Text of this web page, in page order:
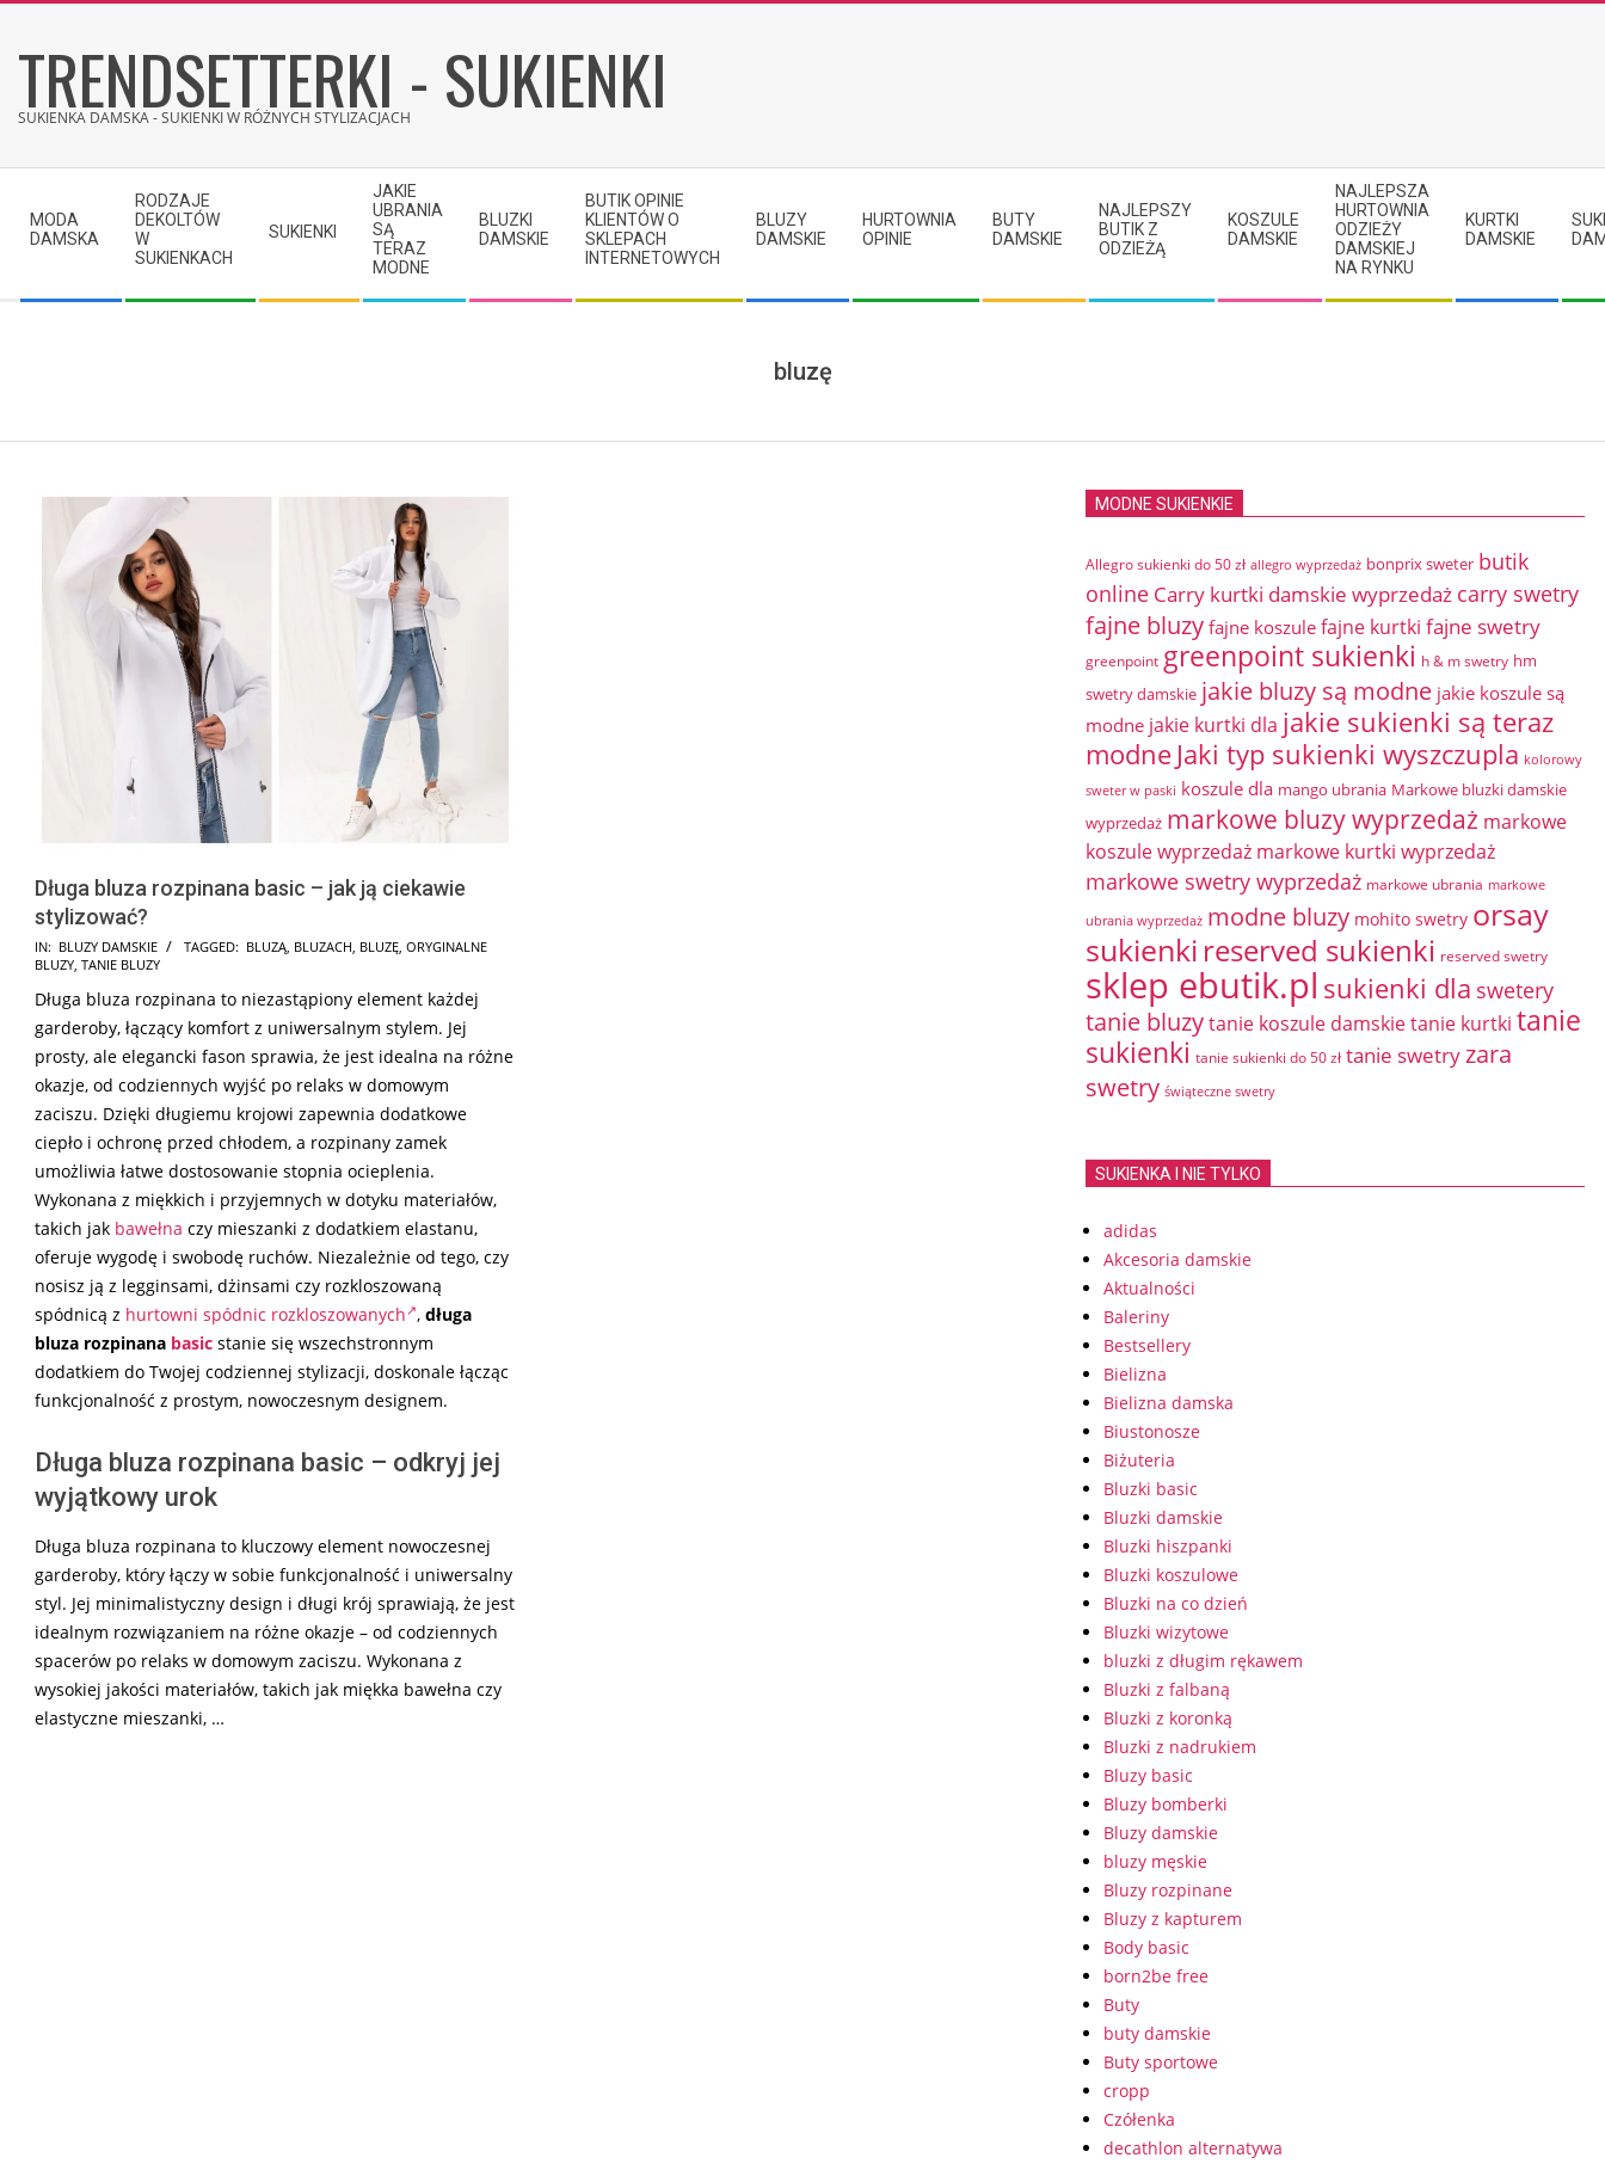
content
TRENDSETTERKI - SUKIENKI
SUKIENKA DAMSKA - SUKIENKI W RÓŻNYCH STYLIZACJACH
Navigation
Menu
MODA
DAMSKA
RODZAJE
DEKOLTÓW
W
SUKIENKACH
SUKIENKI
JAKIE
UBRANIA
SĄ
TERAZ
MODNE
BLUZKI
DAMSKIE
BUTIK OPINIE
KLIENTÓW O
SKLEPACH
INTERNETOWYCH
BLUZY
DAMSKIE
HURTOWNIA
OPINIE
BUTY
DAMSKIE
NAJLEPSZY
BUTIK Z
ODZIEŻĄ
KOSZULE
DAMSKIE
NAJLEPSZA
HURTOWNIA
ODZIEŻY
DAMSKIEJ
NA RYNKU
KURTKI
DAMSKIE
bluzę
Długa bluza rozpinana basic – jak ją ciekawie
stylizować?
2024-
12-
12
IN: BLUZY DAMSKIE TAGGED: BLUZĄ, BLUZACH, BLUZĘ, ORYGINALNE
BLUZY, TANIE BLUZY
Długa bluza rozpinana to niezastąpiony element każdej
garderoby, łączący komfort z uniwersalnym stylem. Jej
prosty, ale elegancki fason sprawia, że jest idealna na różne
okazje, od codziennych wyjść po relaks w domowym
zaciszu. Dzięki długiemu krojowi zapewnia dodatkowe
ciepło i ochronę przed chłodem, a rozpinany zamek
umożliwia łatwe dostosowanie stopnia ocieplenia.
Wykonana z miękkich i przyjemnych w dotyku materiałów,
takich jak bawełna czy mieszanki z dodatkiem elastanu,
oferuje wygodę i swobodę ruchów. Niezależnie od tego, czy
nosisz ją z legginsami, dżinsami czy rozkloszowaną
spódnicą z hurtowni spódnic rozkloszowanych , długa
bluza rozpinana basic stanie się wszechstronnym
dodatkiem do Twojej codziennej stylizacji, doskonale łącząc
funkcjonalność z prostym, nowoczesnym designem.
Długa bluza rozpinana basic – odkryj jej
wyjątkowy urok
Długa bluza rozpinana to kluczowy element nowoczesnej
garderoby, który łączy w sobie funkcjonalność i uniwersalny
styl. Jej minimalistyczny design i długi krój sprawiają, że jest
idealnym rozwiązaniem na różne okazje – od codziennych
spacerów po relaks w domowym zaciszu. Wykonana z
wysokiej jakości materiałów, takich jak miękka bawełna czy
elastyczne mieszanki, …
MODNE SUKIENKIE
Allegro sukienki do 50 zł allegro wyprzedaż bonprix sweter butik
online Carry kurtki damskie wyprzedaż carry swetry
fajne bluzy fajne koszule fajne kurtki fajne swetry
greenpoint greenpoint sukienki h & m swetry hm
swetry damskie jakie bluzy są modne jakie koszule są
modne jakie kurtki dla jakie sukienki są teraz
modneJaki typ sukienki wyszczupla kolorowy
sweter w paski koszule dla mango ubrania Markowe bluzki damskie
wyprzedaż markowe bluzy wyprzedaż markowe
koszule wyprzedaż markowe kurtki wyprzedaż
markowe swetry wyprzedaż markowe ubrania markowe
ubrania wyprzedaż modne bluzy mohito swetry orsay
sukienki reserved sukienki reserved swetry
sklep ebutik.pl sukienki dla swetery
tanie bluzytanie koszule damskietanie kurtki tanie
sukienki tanie sukienki do 50 zł tanie swetryzara
swetry świąteczne swetry
SUKIENKA I NIE TYLKO
adidas
Akcesoria damskie
Aktualności
Baleriny
Bestsellery
Bielizna
Bielizna damska
Biustonosze
Biżuteria
Bluzki basic
Bluzki damskie
Bluzki hiszpanki
Bluzki koszulowe
Bluzki na co dzień
Bluzki wizytowe
bluzki z długim rękawem
Bluzki z falbaną
Bluzki z koronką
Bluzki z nadrukiem
Bluzy basic
Bluzy bomberki
Bluzy damskie
bluzy męskie
Bluzy rozpinane
Bluzy z kapturem
Body basic
born2be free
Buty
buty damskie
Buty sportowe
cropp
Czółenka
decathlon alternatywa